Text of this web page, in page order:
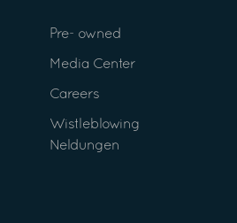
Pre- owned
Media Center
Careers
Wistleblowing
Neldungen